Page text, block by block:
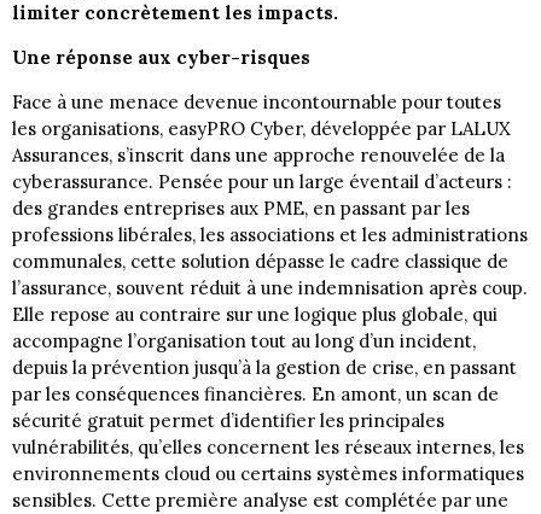
limiter concrètement les impacts.
Une réponse aux cyber-risques
Face à une menace devenue incontournable pour toutes
les organisations, easyPRO Cyber, développée par LALUX
Assurances, s’inscrit dans une approche renouvelée de la
cyberassurance. Pensée pour un large éventail d’acteurs :
des grandes entreprises aux PME, en passant par les
professions libérales, les associations et les administrations
communales, cette solution dépasse le cadre classique de
l’assurance, souvent réduit à une indemnisation après coup.
Elle repose au contraire sur une logique plus globale, qui
accompagne l’organisation tout au long d’un incident,
depuis la prévention jusqu’à la gestion de crise, en passant
par les conséquences financières. En amont, un scan de
sécurité gratuit permet d’identifier les principales
vulnérabilités, qu’elles concernent les réseaux internes, les
environnements cloud ou certains systèmes informatiques
sensibles. Cette première analyse est complétée par une